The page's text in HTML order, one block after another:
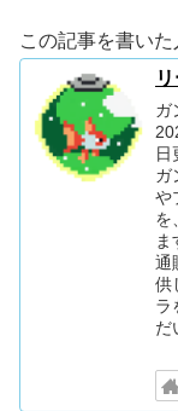
この記事を書いた
ガ
日
ガ
や
を
ま
通
供
ラ
だ